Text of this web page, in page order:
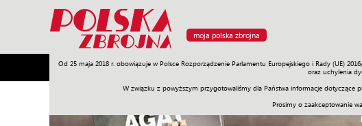
moja polska zbrojna
Od 25 maja 2018 r. obowiązuje w Polsce Rozporządzenie Parlamentu Europejskiego i Rady (UE)
oraz uchylenia
W związku z powyższym przygotowaliśmy dla Państwa informacje dotyczące
Prosimy o zaakceptowanie
Armia Poligon Sprzęt Misje Polityka Prawo Świat